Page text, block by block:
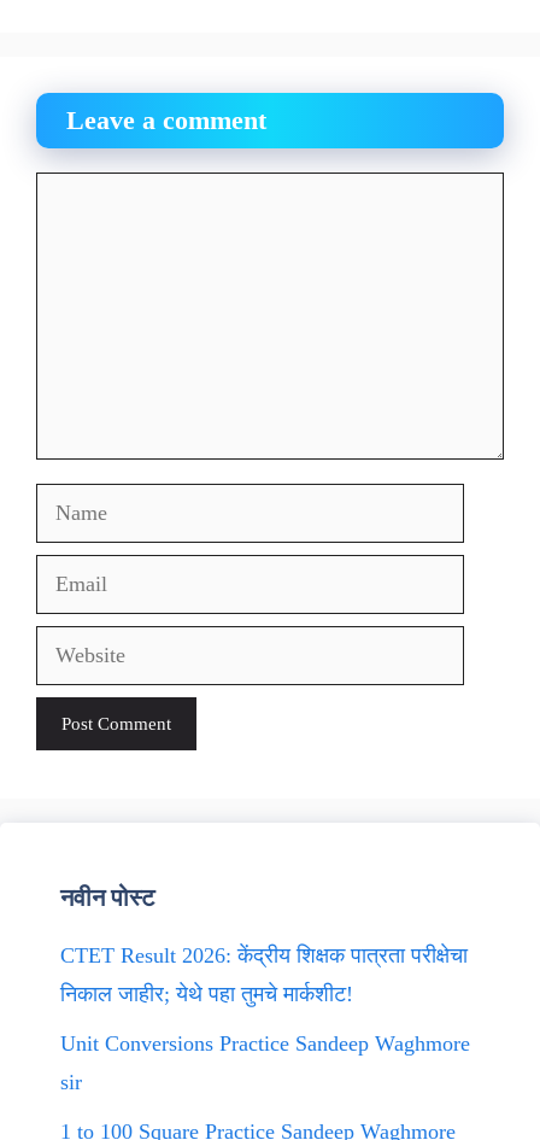
Leave a comment
Name
Email
Website
नवीन पोस्ट
CTET Result 2026: केंद्रीय शिक्षक पात्रता परीक्षेचा
निकाल जाहीर; येथे पहा तुमचे मार्कशीट!
Unit Conversions Practice Sandeep Waghmore
sir
1 to 100 Square Practice Sandeep Waghmore